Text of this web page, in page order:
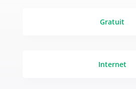
Gratuit
Internet